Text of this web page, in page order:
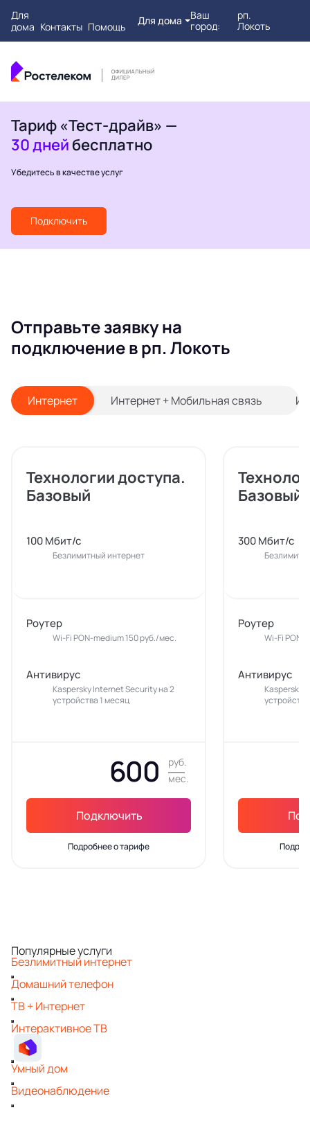
Для
дома Контакты Помощь Для дома
Ваш
город:
рп.
Локоть
Тариф «Тест-драйв» —
30 дней бесплатно
Убедитесь в качестве услуг
Подключить
Отправьте заявку на
подключение в рп. Локоть
Интернет Интернет + Мобильная связь
Технологии доступа.
Базовый
100 Мбит/с
Безлимитный интернет
Роутер
Wi-Fi PON-medium 150 руб./мес.
Антивирус
Kaspersky Internet Security на 2
устройства 1 месяц
600
руб.
мес.
Подключить
Подробнее о тарифе
Базовый
300 Мбит/с
Роутер
Wi-Fi PON-
Антивирус
Kaspersky
Популярные услуги
Безлимитный интернет
Домашний телефон
ТВ + Интернет
Интерактивное ТВ
Умный дом
Видеонаблюдение